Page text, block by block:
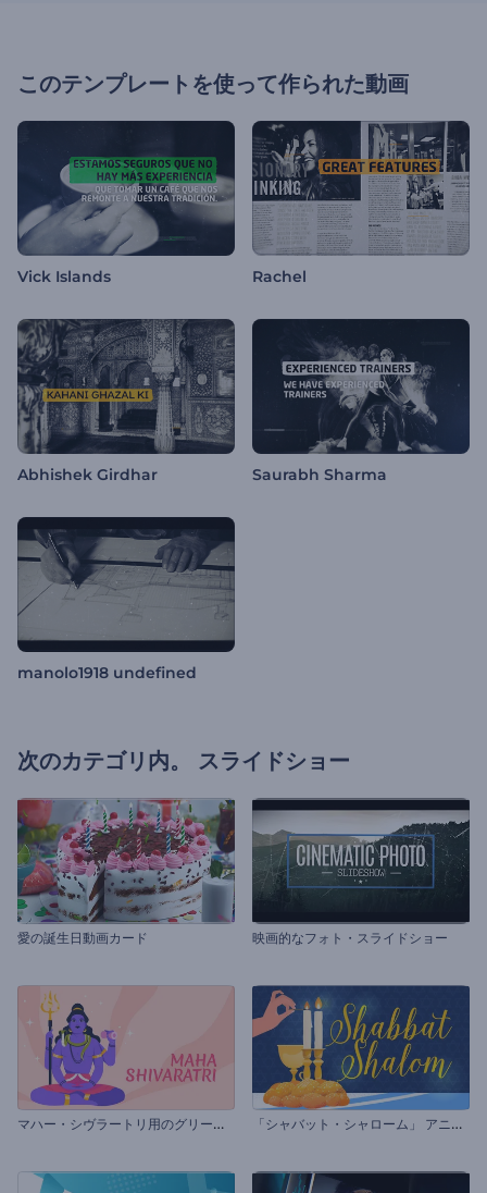
このテンプレートを使って作られた動画
Vick Islands Rachel
Abhishek Girdhar Saurabh Sharma
manolo1918 undefined
次のカテゴリ内。 スライドショー
愛の誕生日動画カード 映画的なフォト・スライドショー
マ
ハー・シヴラートリ用のグリーティング動画 「
シャバット・シャローム」 アニメーション